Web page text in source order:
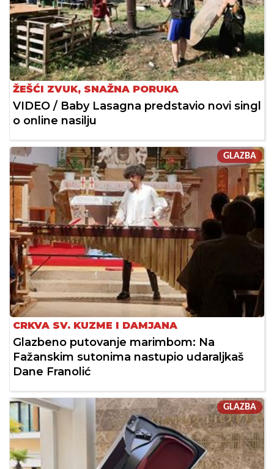
ŽEŠĆI ZVUK, SNAŽNA PORUKA
VIDEO / Baby Lasagna predstavio novi singl
o online nasilju
GLAZBA
CRKVA SV. KUZME I DAMJANA
Glazbeno putovanje marimbom: Na
Fažanskim sutonima nastupio udaraljkaš
Dane Franolić
GLAZBA